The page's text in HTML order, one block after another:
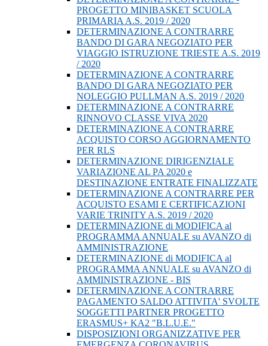
PROGETTO MINIBASKET SCUOLA
PRIMARIA A.S. 2019 / 2020
DETERMINAZIONE A CONTRARRE
BANDO DI GARA NEGOZIATO PER
VIAGGIO ISTRUZIONE TRIESTE A.S. 2019
/ 2020
DETERMINAZIONE A CONTRARRE
BANDO DI GARA NEGOZIATO PER
NOLEGGIO PULLMAN A.S. 2019 / 2020
DETERMINAZIONE A CONTRARRE
RINNOVO CLASSE VIVA 2020
DETERMINAZIONE A CONTRARRE
ACQUISTO CORSO AGGIORNAMENTO
PER RLS
DETERMINAZIONE DIRIGENZIALE
VARIAZIONE AL PA 2020 e
DESTINAZIONE ENTRATE FINALIZZATE
DETERMINAZIONE A CONTRARRE PER
ACQUISTO ESAMI E CERTIFICAZIONI
VARIE TRINITY A.S. 2019 / 2020
DETERMINAZIONE di MODIFICA al
PROGRAMMA ANNUALE su AVANZO di
AMMINISTRAZIONE
DETERMINAZIONE di MODIFICA al
PROGRAMMA ANNUALE su AVANZO di
AMMINISTRAZIONE - BIS
DETERMINAZIONE A CONTRARRE
PAGAMENTO SALDO ATTIVITA' SVOLTE
SOGGETTI PARTNER PROGETTO
ERASMUS+ KA2 "B.L.U.E."
DISPOSIZIONI ORGANIZZATIVE PER